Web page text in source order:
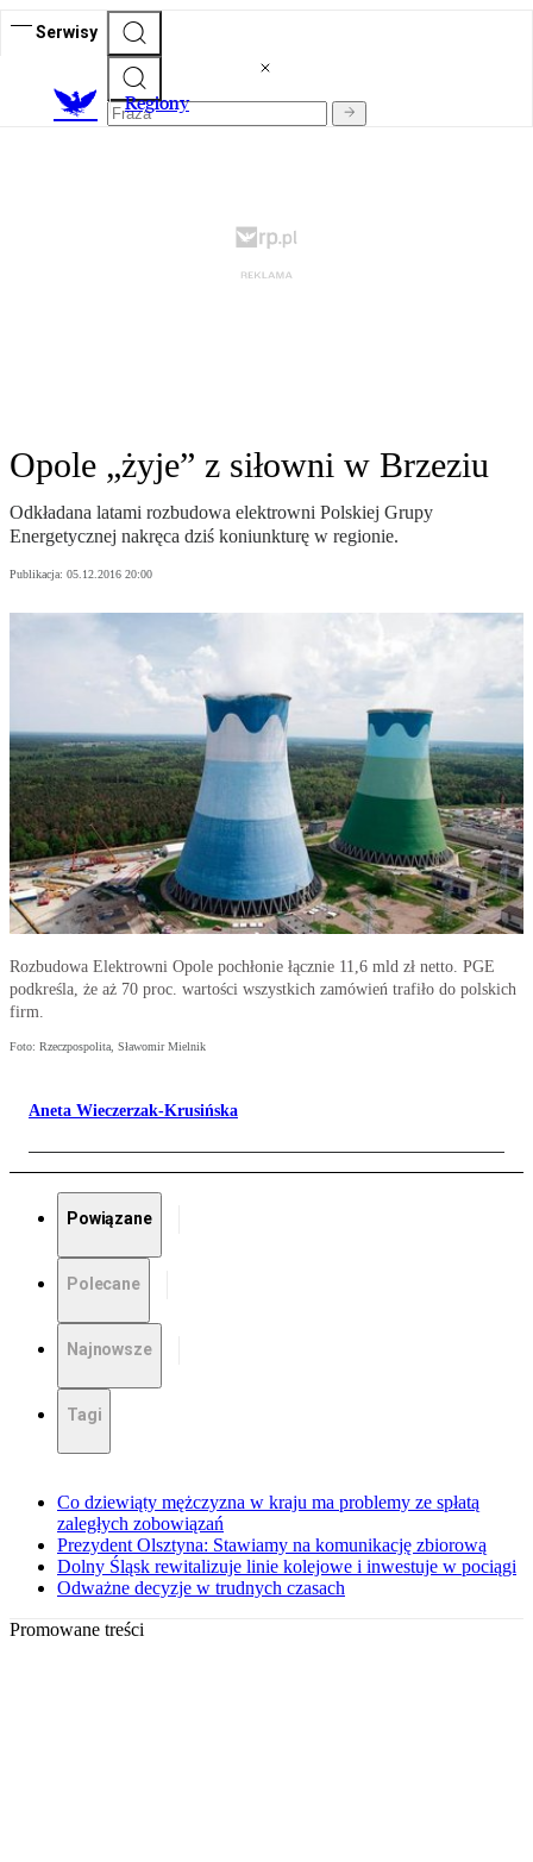
Serwisy
Regiony
Opole „żyje” z siłowni w Brzeziu
Odkładana latami rozbudowa elektrowni Polskiej Grupy
Energetycznej nakręca dziś koniunkturę w regionie.
Publikacja: 05.12.2016 20:00
Rozbudowa Elektrowni Opole pochłonie łącznie 11,6 mld zł netto. PGE
podkreśla, że aż 70 proc. wartości wszystkich zamówień trafiło do polskich
firm.
Foto: Rzeczpospolita, Sławomir Mielnik
Aneta Wieczerzak-Krusińska
Powiązane
Polecane
Najnowsze
Tagi
Co dziewiąty mężczyzna w kraju ma problemy ze spłatą
zaległych zobowiązań
Prezydent Olsztyna: Stawiamy na komunikację zbiorową
Dolny Śląsk rewitalizuje linie kolejowe i inwestuje w pociągi
Odważne decyzje w trudnych czasach
Promowane treści